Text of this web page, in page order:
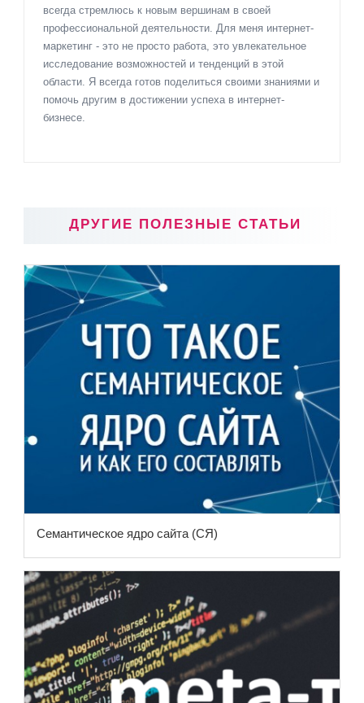
всегда стремлюсь к новым вершинам в своей
профессиональной деятельности. Для меня интернет-
маркетинг - это не просто работа, это увлекательное
исследование возможностей и тенденций в этой
области. Я всегда готов поделиться своими знаниями и
помочь другим в достижении успеха в интернет-
бизнесе.
ДРУГИЕ ПОЛЕЗНЫЕ СТАТЬИ
Семантическое ядро сайта (СЯ)